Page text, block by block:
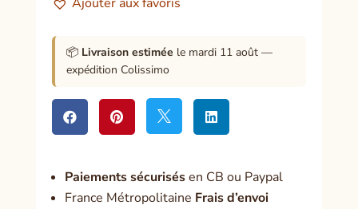
📦 Livraison estimée le mardi 11 août —
expédition Colissimo
   
Paiements sécurisésen CB ou Paypal
France Métropolitaine Frais d’envoi